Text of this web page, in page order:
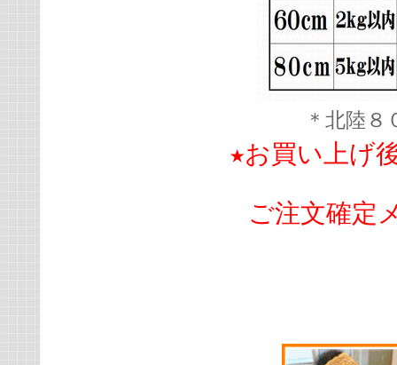
＊北陸
★お買い上げ
ご注文確定